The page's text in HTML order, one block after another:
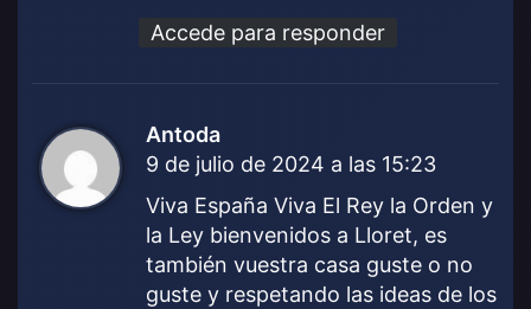
Accede para responder
Antoda
i
e
9 de julio de 2024 a las 15:23
Viva España Viva El Rey la Orden y
la Ley bienvenidos a Lloret, es
también vuestra casa guste o no
guste y respetando las ideas de los